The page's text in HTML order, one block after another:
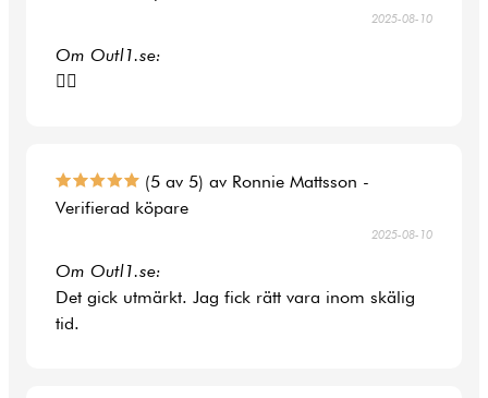
2025-08-10
Om Outl1.se:
👍🏻
(5 av 5) av Ronnie Mattsson -
Verifierad köpare
2025-08-10
Om Outl1.se:
Det gick utmärkt. Jag fick rätt vara inom skälig
tid.